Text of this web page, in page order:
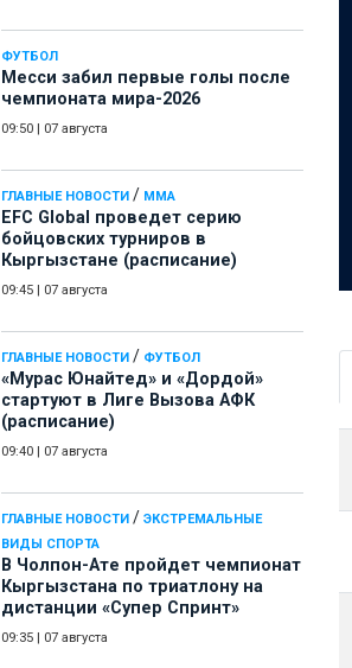
ФУТБОЛ
Месси забил первые голы после
чемпионата мира-2026
09:50 07 августа
ГЛАВНЫЕ НОВОСТИ / ММА
EFC Global проведет серию
бойцовских турниров в
Кыргызстане (расписание)
09:45 07 августа
ГЛАВНЫЕ НОВОСТИ / ФУТБОЛ
«Мурас Юнайтед» и «Дордой»
стартуют в Лиге Вызова АФК
(расписание)
09:40 07 августа
ГЛАВНЫЕ НОВОСТИ / ЭКСТРЕМАЛЬНЫЕ
ВИДЫ СПОРТА
В Чолпон-Ате пройдет чемпионат
Кыргызстана по триатлону на
дистанции «Супер Спринт»
09:35 07 августа